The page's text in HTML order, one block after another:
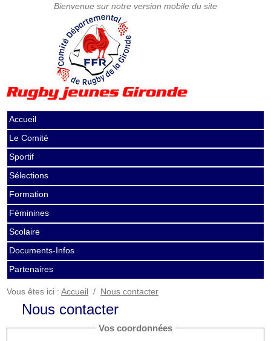
Accueil
Le Comité
Sportif
Sélections
Formation
Féminines
Scolaire
Documents-Infos
Partenaires
Vous êtes ici : Accueil / Nous contacter
Nous contacter
Vos coordonnées